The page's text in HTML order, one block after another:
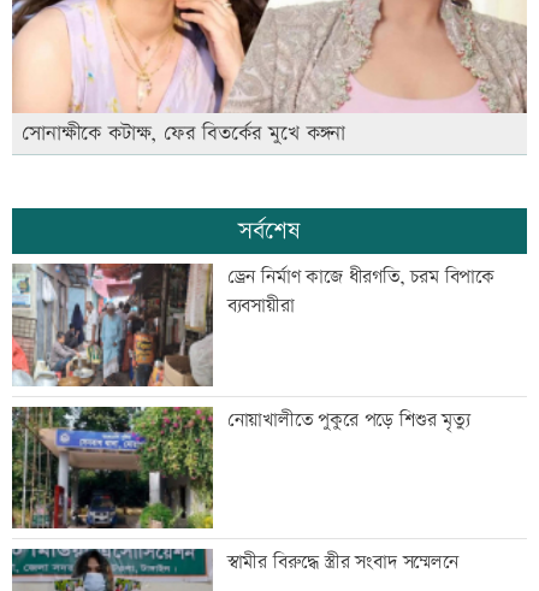
সোনাক্ষীকে কটাক্ষ, ফের বিতর্কের মুখে কঙ্গনা
সর্বশেষ
ড্রেন নির্মাণ কাজে ধীরগতি, চরম বিপাকে
ব্যবসায়ীরা
নোয়াখালীতে পুকুরে পড়ে শিশুর মৃত্যু
স্বামীর বিরুদ্ধে স্ত্রীর সংবাদ সম্মেলনে